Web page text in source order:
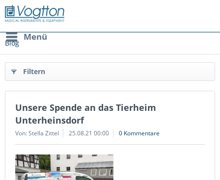
Menü
Blog
Filtern
Unsere Spende an das Tierheim
Unterheinsdorf
Von: Stella Zittel 25.08.21 00:00 0 Kommentare